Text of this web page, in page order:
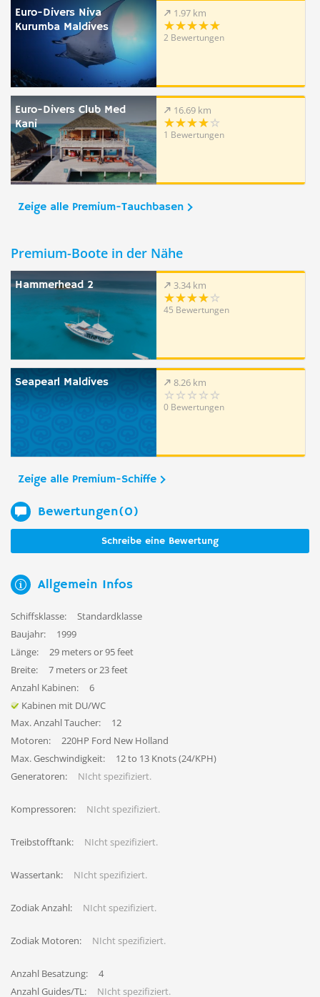
Euro-Divers Niva
Kurumba Maldives
1.97 km
2 Bewertungen
Euro-Divers Club Med
Kani
16.69 km
1 Bewertungen
Zeige alle Premium-Tauchbasen
Premium-Boote in der Nähe
Hammerhead 2 3.34 km
45 Bewertungen
Seapearl Maldives 8.26 km
0 Bewertungen
Zeige alle Premium-Schiffe
Bewertungen(0)
Schreibe eine Bewertung
Allgemein Infos
Schiffsklasse:
Standardklasse
Baujahr:
1999
Länge:
29 meters or 95 feet
Breite:
7 meters or 23 feet
Anzahl Kabinen:
6
Kabinen mit DU/WC
Max. Anzahl Taucher:
12
Motoren:
220HP Ford New Holland
Max. Geschwindigkeit:
12 to 13 Knots (24/KPH)
Generatoren:
NIcht spezifiziert.
Kompressoren: NIcht spezifiziert.
Treibstofftank: NIcht spezifiziert.
Wassertank: NIcht spezifiziert.
Zodiak Anzahl: NIcht spezifiziert.
Zodiak Motoren: NIcht spezifiziert.
Anzahl Besatzung:
4
Anzahl Guides/TL:
NIcht spezifiziert.